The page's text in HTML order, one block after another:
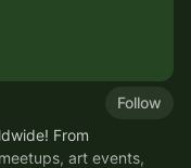
Follow
From
art events,